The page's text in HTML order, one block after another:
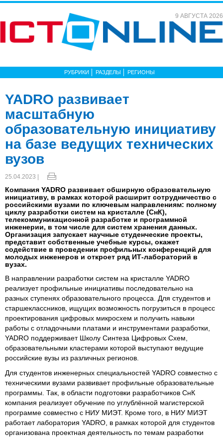
9 АВГУСТА 2026
РУБРИКИ РАЗДЕЛЫ РЕГИОНЫ
YADRO развивает
масштабную
образовательную инициативу
на базе ведущих технических
вузов
25.04.2023 |
Компания YADRO развивает обширную образовательную
инициативу, в рамках которой расширит сотрудничество с
российскими вузами по ключевым направлениям: полному
циклу разработки систем на кристалле (СнК),
телекоммуникационной разработке и программной
инженерии, в том числе для систем хранения данных.
Организация запускает научные студенческие проекты,
представит собственные учебные курсы, окажет
содействие в проведении профильных конференций для
молодых инженеров и откроет ряд ИТ-лабораторий в
вузах.
В направлении разработки систем на кристалле YADRO
реализует профильные инициативы последовательно на
разных ступенях образовательного процесса. Для студентов и
старшеклассников, ищущих возможность погрузиться в процесс
проектирования цифровых микросхем и получить навыки
работы с отладочными платами и инструментами разработки,
YADRO поддерживает Школу Синтеза Цифровых Схем,
образовательными кластерами которой выступают ведущие
российские вузы из различных регионов.
Для студентов инженерных специальностей YADRO совместно с
техническими вузами развивает профильные образовательные
программы. Так, в области подготовки разработчиков СнК
компания реализует обучение по углублённой магистерской
программе совместно с НИУ МИЭТ. Кроме того, в НИУ МИЭТ
работает лаборатория YADRO, в рамках которой для студентов
организована проектная деятельность по темам разработки